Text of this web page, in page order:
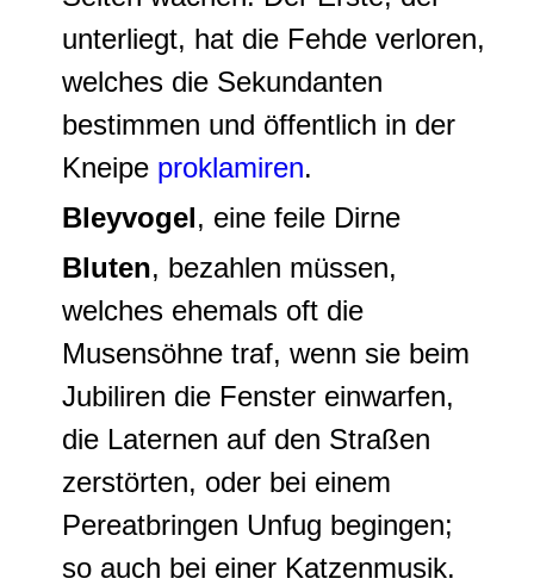
unterliegt, hat die Fehde verloren,
welches die Sekundanten
bestimmen und öffentlich in der
Kneipe proklamiren.
Bleyvogel, eine feile Dirne
Bluten, bezahlen müssen,
welches ehemals oft die
Musensöhne traf, wenn sie beim
Jubiliren die Fenster einwarfen,
die Laternen auf den Straßen
zerstörten, oder bei einem
Pereatbringen Unfug begingen;
so auch bei einer Katzenmusik.